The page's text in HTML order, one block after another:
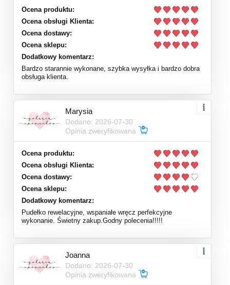
Ocena produktu:
Ocena obsługi Klienta:
Ocena dostawy:
Ocena sklepu:
Dodatkowy komentarz:
Bardzo starannie wykonane, szybka wysyłka i bardzo dobra
obsługa klienta.
Marysia
Dodano: 2026-07-30
Opinia zweryfikowana
Ocena produktu:
Ocena obsługi Klienta:
Ocena dostawy:
Ocena sklepu:
Dodatkowy komentarz:
Pudełko rewelacyjne, wspaniałe wręcz perfekcyjne
wykonanie. Świetny zakup.Godny polecenia!!!!!
Joanna
Dodano: 2026-07-30
Opinia zweryfikowana